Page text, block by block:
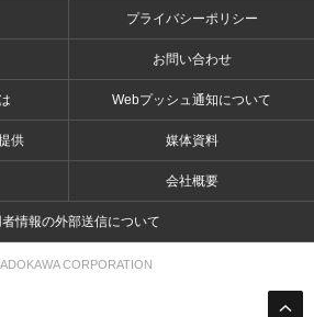
プライバシーポリシー
お問い合わせ
Webプッシュ通知について
供 媒体資料
会社概要
情報の外部送信について
CORPORATION